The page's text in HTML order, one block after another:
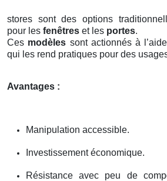
stores sont des options
pour les fenêtres et les portes.
Ces modèles sont actionnés à
qui les rend pratiques pour des
Avantages :
Manipulation accessible.
Investissement économique.
Résistance avec peu de